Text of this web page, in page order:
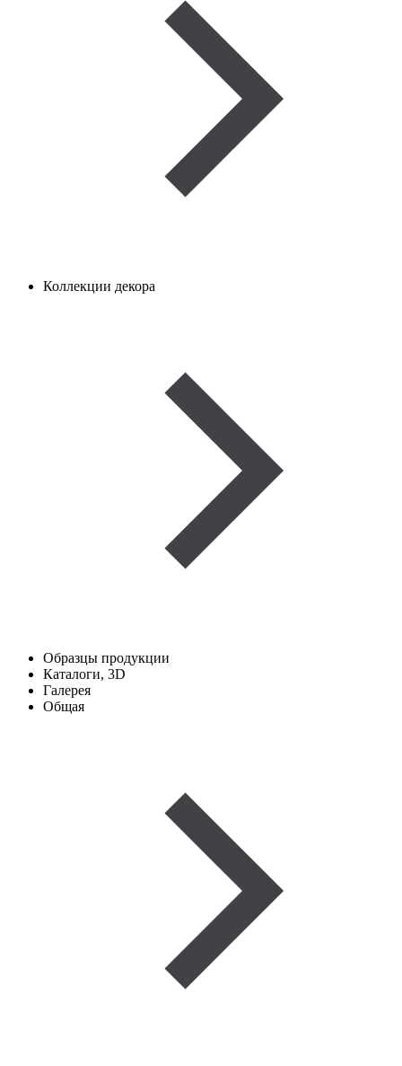
Коллекции декора
Образцы продукции
Каталоги, 3D
Галерея
Общая